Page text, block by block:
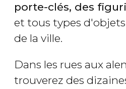
porte-clés, des
et tous types
de la ville.
Dans les rues aux
trouverez des